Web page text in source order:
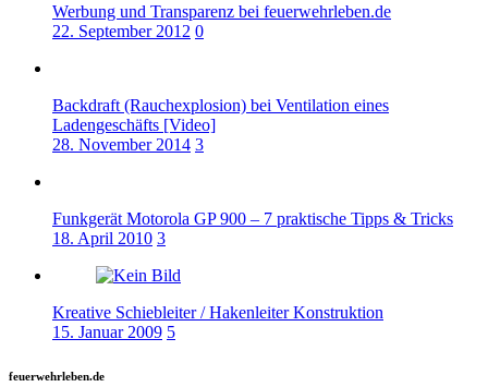
Werbung und Transparenz bei feuerwehrleben.de
22. September 2012 0
Backdraft (Rauchexplosion) bei Ventilation eines
Ladengeschäfts [Video]
28. November 2014 3
Funkgerät Motorola GP 900 – 7 praktische Tipps & Tricks
18. April 2010 3
Kreative Schiebleiter / Hakenleiter Konstruktion
15. Januar 2009 5
feuerwehrleben.de